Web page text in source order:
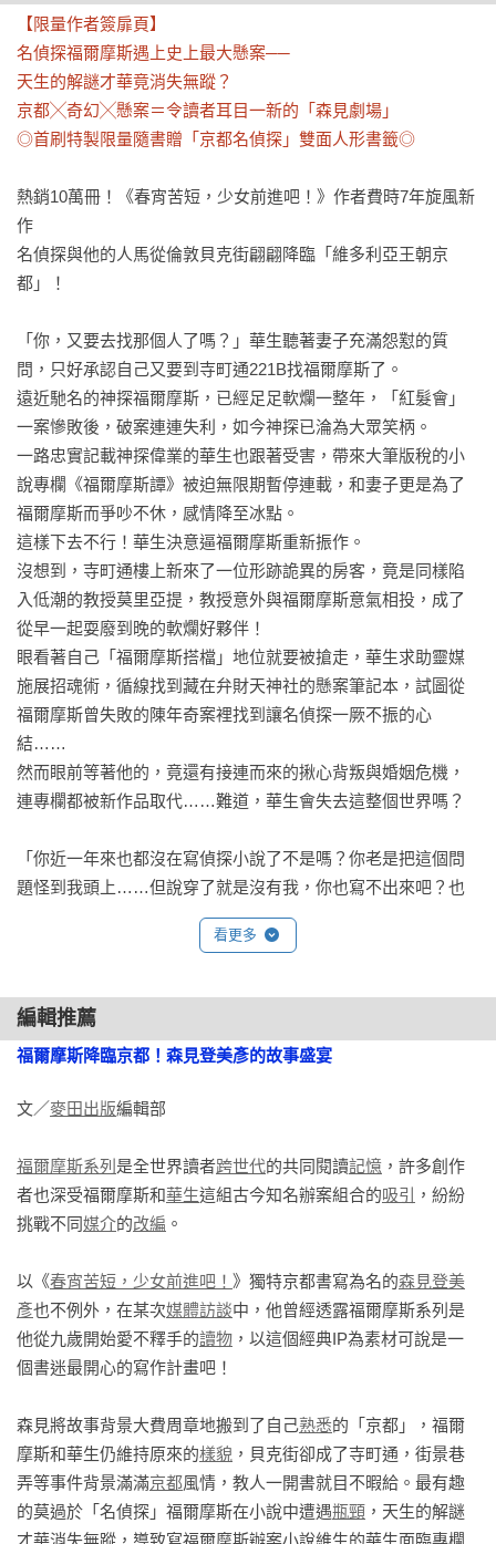
【限量作者簽扉頁】
名偵探福爾摩斯遇上史上最大懸案──
天生的解謎才華竟消失無蹤？
京都╳奇幻╳懸案＝令讀者耳目一新的「森見劇場」
◎首刷特製限量隨書贈「京都名偵探」雙面人形書籤◎
熱銷10萬冊！《春宵苦短，少女前進吧！》作者費時7年旋風新
作
名偵探與他的人馬從倫敦貝克街翩翩降臨「維多利亞王朝京
都」！
「你，又要去找那個人了嗎？」華生聽著妻子充滿怨懟的質
問，只好承認自己又要到寺町通221B找福爾摩斯了。
遠近馳名的神探福爾摩斯，已經足足軟爛一整年，「紅髮會」
一案慘敗後，破案連連失利，如今神探已淪為大眾笑柄。
一路忠實記載神探偉業的華生也跟著受害，帶來大筆版稅的小
說專欄《福爾摩斯譚》被迫無限期暫停連載，和妻子更是為了
福爾摩斯而爭吵不休，感情降至冰點。
這樣下去不行！華生決意逼福爾摩斯重新振作。
沒想到，寺町通樓上新來了一位形跡詭異的房客，竟是同樣陷
入低潮的教授莫里亞提，教授意外與福爾摩斯意氣相投，成了
從早一起耍廢到晚的軟爛好夥伴！
眼看著自己「福爾摩斯搭檔」地位就要被搶走，華生求助靈媒
施展招魂術，循線找到藏在弁財天神社的懸案筆記本，試圖從
福爾摩斯曾失敗的陳年奇案裡找到讓名偵探一厥不振的心
結……
然而眼前等著他的，竟還有接連而來的揪心背叛與婚姻危機，
連專欄都被新作品取代……難道，華生會失去這整個世界嗎？
「你近一年來也都沒在寫偵探小說了不是嗎？你老是把這個問
題怪到我頭上……但說穿了就是沒有我，你也寫不出來吧？也
就是說，我的問題就是你的問題，我的低潮就是你的低潮啊。
不過你這個人啊，表現得一副自己純粹是受害者的樣子，把所
實吧，華生！」
「維多利亞王朝京都」讓福爾摩斯與華生現身平行世界，森見
風格獨具的異世界冒險奇譚。華麗的謎團接踵而至，是唯有
看更多
編輯推薦
福爾摩斯降臨京都！森見登美彥的故事盛宴
文／麥田出版編輯部
福爾摩斯系列 是全世界讀者跨世代的共同閱讀記憶 ，許多創作
者也深受福爾摩斯和華生這組古今知名辦案組合的吸引
，紛紛
挑戰不同媒介的改編 。
以《春宵苦短，少女前進吧！ 》獨特京都書寫為名的森見登美
彥也不例外，在某次媒體訪談中，他曾經透露福爾摩斯系列是
他從九歲開始愛不釋手的讀物 ，以這個經典IP為素材可說是一
個書迷最開心的寫作計畫吧！
森見將故事背景大費周章地搬到了自己熟悉的「京都」，福爾
摩斯和華生仍維持原來的樣貌 ，貝克街卻成了寺町通，街景巷
弄等事件背景滿滿京都風情，教人一開書就目不暇給。最有趣
的莫過於「名偵探」福爾摩斯在小說中遭遇瓶頸 ，天生的解謎